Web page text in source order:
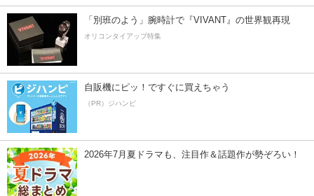
「別班のよう」腕時計で『VIVANT』の世界観再現
オリコンタイアップ特集
自販機にピッ！ですぐに買えちゃう
（PR）ジハンピ
2026年7月夏ドラマも、注目作＆話題作が勢ぞろい！